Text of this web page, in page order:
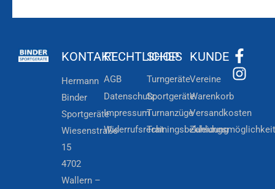
KONTAKT
Hermann
Binder
Sportgeräte
Wiesenstraße
15
4702
Wallern –
RECHTLICHES
AGB
Datenschutz
Impressum
Widerrufsrecht
SHOP
Turngeräte
Sportgeräte
Turnanzüge
Trainingsbekleidung
KUNDE
Vereine
Warenkorb
Versandkosten